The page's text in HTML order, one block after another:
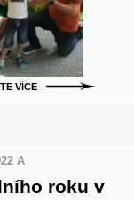
VÍCE
A
roku v